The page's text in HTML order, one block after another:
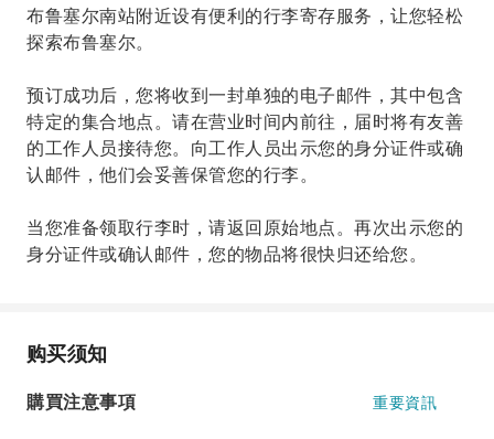
布鲁塞尔南站附近设有便利的行李寄存服务，让您轻松
探索布鲁塞尔。
预订成功后，您将收到一封单独的电子邮件，其中包含
特定的集合地点。请在营业时间内前往，届时将有友善
的工作人员接待您。向工作人员出示您的身分证件或确
认邮件，他们会妥善保管您的行李。
当您准备领取行李时，请返回原始地点。再次出示您的
身分证件或确认邮件，您的物品将很快归还给您。
购买须知
購買注意事項 重要資訊